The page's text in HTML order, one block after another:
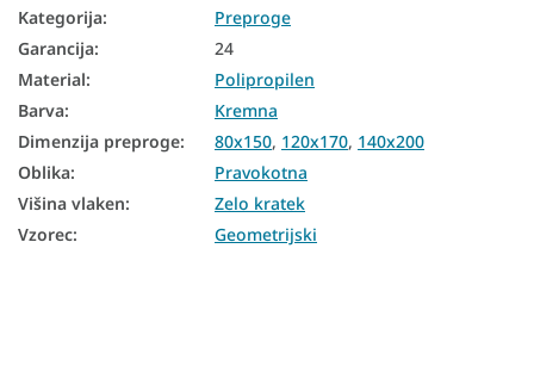
Preproge 200x290
Kategorija:
Preproge
Garancija:
24
Material:
Polipropilen
Barva:
Kremna
Dimenzija preproge: 80x150, 120x170, 140x200
Oblika:
Pravokotna
Višina vlaken:
Zelo kratek
Vzorec: Geometrijski